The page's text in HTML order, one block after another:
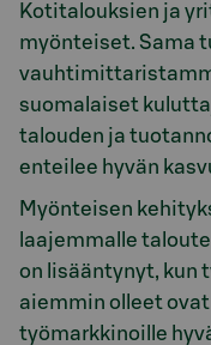
Kotitalouksien ja
myönteiset. Sama
suomalaiset
talouden ja
enteilee hyvän
Myönteisen
laajemmalle
on lisääntynyt, kun
aiemmin olleet
työmarkkinoille